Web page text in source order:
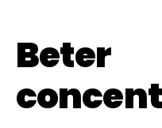
Beter